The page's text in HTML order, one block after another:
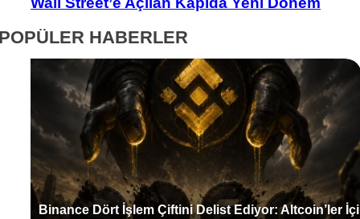
HABERLER
Binance Dört İşlem Çiftini Delist Ediyor: Altcoin’ler